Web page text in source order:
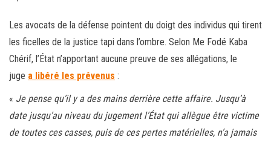
Les avocats de la défense pointent du doigt des individus qui tirent
les ficelles de la justice tapi dans l’ombre. Selon Me Fodé Kaba
Chérif, l’État n’apportant aucune preuve de ses allégations, le
juge a libéré les prévenus :
« Je pense qu’il y a des mains derrière cette affaire. Jusqu’à
date jusqu’au niveau du jugement l’État qui allègue être victime
de toutes ces casses, puis de ces pertes matérielles, n’a jamais